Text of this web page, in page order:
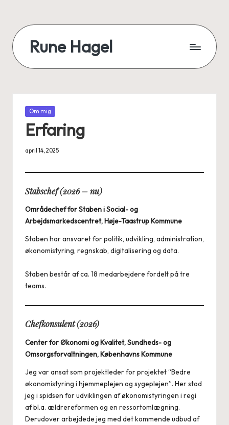
content
Rune Hagel
særligt
ældreområdet,
socialområdet
sundhedsområdet.
Posted
Om mig
Erfaring
april 14, 2025
Stabschef (2026 – nu)
Områdechef for Staben i Social- og
Arbejdsmarkedscentret, Høje-Taastrup Kommune
Staben har ansvaret for politik, udvikling, administration,
økonomistyring, regnskab, digitalisering og data.
Staben består af ca. 18 medarbejdere fordelt på tre
teams.
Chefkonsulent (2026)
Center for Økonomi og Kvalitet, Sundheds- og
Omsorgsforvaltningen, Københavns Kommune
Jeg var ansat som projektleder for projektet “Bedre
økonomistyring i hjemmeplejen og sygeplejen”. Her stod
jeg i spidsen for udviklingen af økonomistyringen i regi
af bl.a. ældrereformen og en ressortomlægning.
Derudover arbejdede jeg med det kommende udbud af